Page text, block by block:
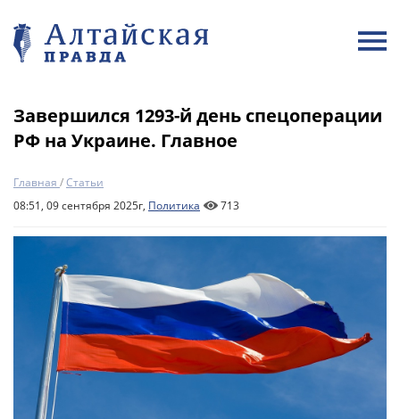
Завершился 1293-й день спецоперации
РФ на Украине. Главное
Главная /Статьи
08:51, 09 сентября 2025г, Политика 713